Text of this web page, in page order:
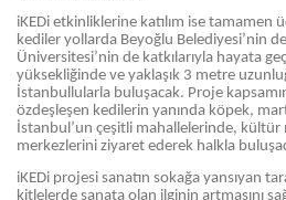
iKEDi etkinliklerine katılım ise tamamen
kediler yollarda Beyoğlu Belediyesi’nin
Üniversitesi’nin de katkılarıyla hayata
yüksekliğinde ve yaklaşık 3 metre
İstanbullularla buluşacak. Proje
özdeşleşen kedilerin yanında köpek,
İstanbul’un çeşitli mahallelerinde, kültür
merkezlerini ziyaret ederek halkla
iKEDi projesi sanatın sokağa yansıyan
kitlelerde sanata olan ilginin artmasını